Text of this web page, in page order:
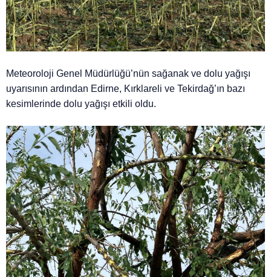
Meteoroloji Genel Müdürlüğü’nün sağanak ve dolu yağışı
uyarısının ardından Edirne, Kırklareli ve Tekirdağ’ın bazı
kesimlerinde dolu yağışı etkili oldu.